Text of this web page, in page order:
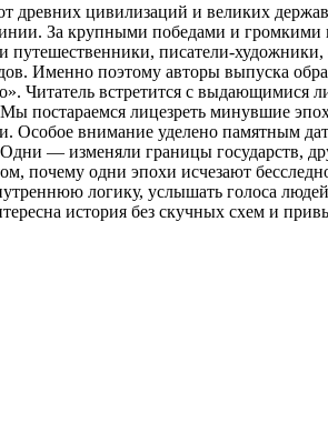
древних цивилизаций и великих
За крупными победами и
писатели-
Именно поэтому авторы выпуска
Читатель встретится с выдающимися
постараемся лицезреть минувшие
Особое внимание уделено памятным
— изменяли границы государств,
почему одни эпохи исчезают
логику, услышать голоса
история без скучных схем и